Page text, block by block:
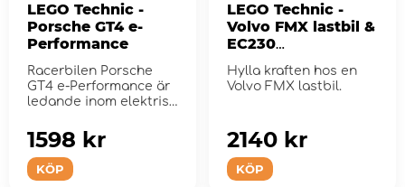
LEGO Technic -
Porsche GT4 e-
Performance
Racerbilen Porsche
GT4 e-Performance är
ledande inom elektrisk
KÖP
1598 kr
LEGO Technic -
Volvo FMX lastbil &
EC230
elgrävmaskin
Hylla kraften hos en
Volvo FMX lastbil.
KÖP
2140 kr